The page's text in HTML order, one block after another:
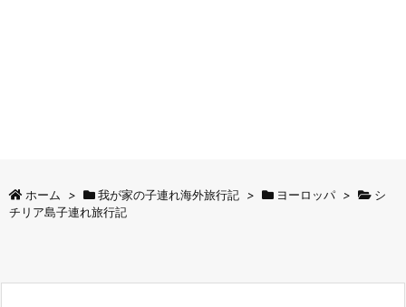
ホーム > 我が家の子連れ海外旅行記 > ヨーロッパ >
シ
チリア島子連れ旅行記